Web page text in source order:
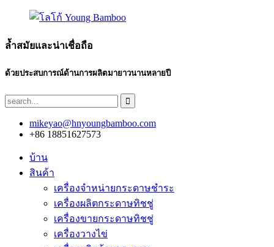
ล้ำสมัยและน่าเชื่อถือ
ด้วยประสบการณ์ด้านการผลิตมายาวนานหลายปี
mikeyao@hnyoungbamboo.com
+86 18851627573
บ้าน
สินค้า
เครื่องจำหน่ายกระดาษชำระ
เครื่องผลิตกระดาษทิชชู่
เครื่องขายกระดาษทิชชู่
เครื่องวางไข่